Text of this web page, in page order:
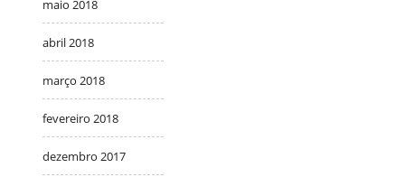
maio 2018
abril 2018
março 2018
fevereiro 2018
dezembro 2017